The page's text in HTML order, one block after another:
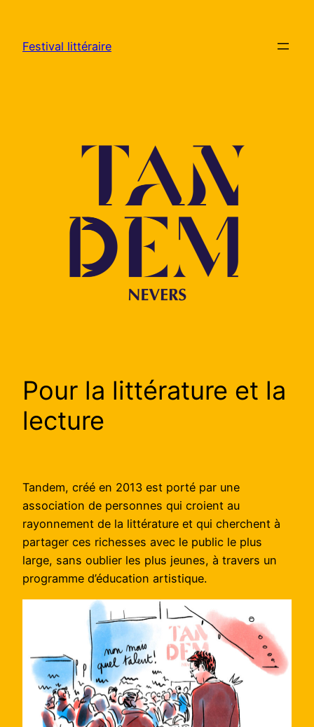
contenu
Festival littéraire
Pour la littérature et la
lecture
Tandem, créé en 2013 est porté par une
association de personnes qui croient au
rayonnement de la littérature et qui cherchent à
partager ces richesses avec le public le plus
large, sans oublier les plus jeunes, à travers un
programme d’éducation artistique.